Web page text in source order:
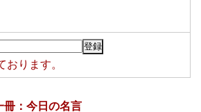
おります。
冊：今日の名言